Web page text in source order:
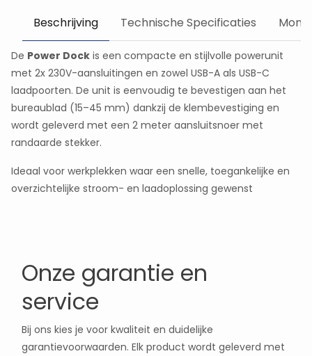
Beschrijving Technische Specificaties
De Power Dock is een compacte en stijlvolle powerunit
met 2x 230V-aansluitingen en zowel USB-A als USB-C
laadpoorten. De unit is eenvoudig te bevestigen aan het
bureaublad (15–45 mm) dankzij de klembevestiging en
wordt geleverd met een 2 meter aansluitsnoer met
randaarde stekker.
Ideaal voor werkplekken waar een snelle, toegankelijke en
overzichtelijke stroom- en laadoplossing gewenst
Onze garantie en
service
Bij ons kies je voor kwaliteit en duidelijke
garantievoorwaarden. Elk product wordt geleverd met